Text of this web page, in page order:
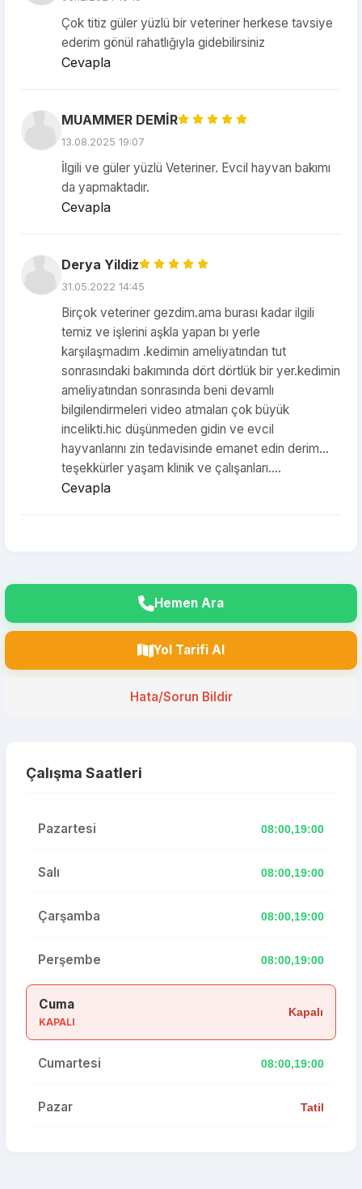
Çok titiz güler yüzlü bir veteriner herkese tavsiye
ederim gönül rahatlığıyla gidebilirsiniz
Cevapla
MUAMMER DEMİR
13.08.2025 19:07
İlgili ve güler yüzlü Veteriner. Evcil hayvan bakımı
da yapmaktadır.
Cevapla
Derya Yildiz
31.05.2022 14:45
Birçok veteriner gezdim.ama burası kadar ilgili
temiz ve işlerini aşkla yapan bı yerle
karşılaşmadım .kedimin ameliyatından tut
sonrasındaki bakımında dört dörtlük bir yer.kedimin
ameliyatından sonrasında beni devamlı
bilgilendirmeleri video atmaları çok büyük
incelikti.hic düşünmeden gidin ve evcil
hayvanlarını zin tedavisinde emanet edin derim...
teşekkürler yaşam klinik ve çalışanları....
Cevapla
Hemen Ara
Yol Tarifi Al
Hata/Sorun Bildir
Çalışma Saatleri
Pazartesi 08:00,19:00
Salı 08:00,19:00
Çarşamba 08:00,19:00
Perşembe 08:00,19:00
Cuma
KAPALI
Kapalı
Cumartesi 08:00,19:00
Pazar Tatil